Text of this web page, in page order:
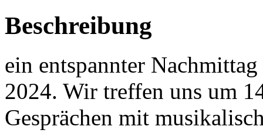
Beschreibung
ein entspannter
2024. Wir treffen uns um
Gesprächen mit